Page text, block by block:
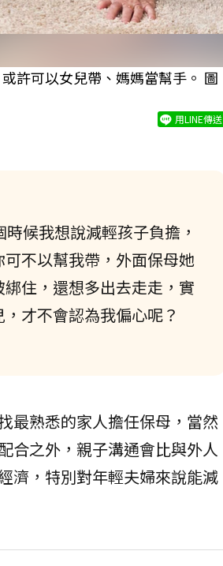
許可以女兒帶、媽媽當幫手。 圖
用LINE傳送
候我想說減輕孩子負擔，
不以幫我帶，外面保母她
住，還想多出去走走，實
才不會認為我偏心呢？
最熟悉的家人擔任保母，當然
合之外，親子溝通會比與外人
濟，特別對年輕夫婦來說能減